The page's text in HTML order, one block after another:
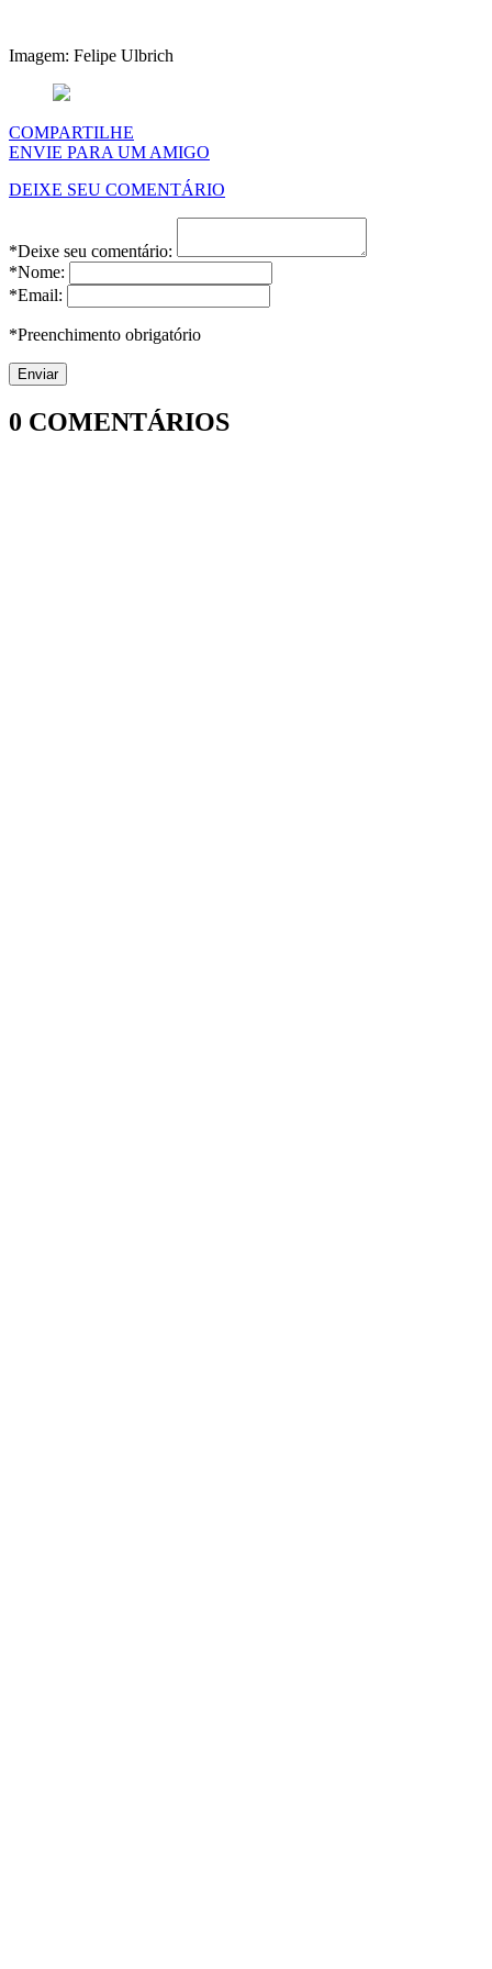
Imagem: Felipe Ulbrich
COMPARTILHE
ENVIE PARA UM AMIGO
DEIXE SEU COMENTÁRIO
*Deixe seu comentário:
*Nome:
*Email:
*Preenchimento obrigatório
0 COMENTÁRIOS